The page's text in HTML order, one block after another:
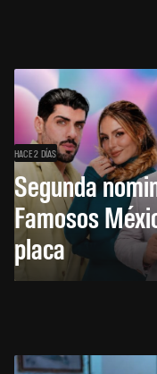
HACE 2 DÍAS
Segunda
Famosos
placa